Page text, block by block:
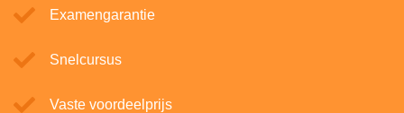
Examengarantie
Snelcursus
Vaste voordeelprijs